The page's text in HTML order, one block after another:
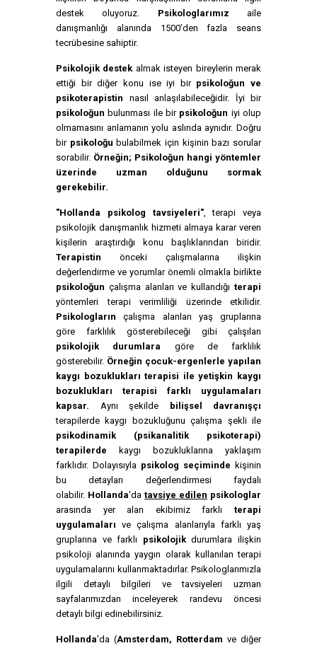
destek oluyoruz. Psikologlarımız aile
danışmanlığı alanında 1500’den fazla seans
tecrübesine sahiptir.
Psikolojik destekalmak isteyen bireylerin merak
ettiği bir diğer konu ise iyi bir psikoloğun ve
psikoterapistin nasıl anlaşılabileceğidir. İyi bir
psikoloğun bulunması ile bir psikoloğun iyi olup
olmamasını anlamanın yolu aslında aynıdır. Doğru
bir psikoloğu bulabilmek için kişinin bazı sorular
sorabilir. Örneğin; Psikoloğun hangi yöntemler
üzerinde uzman olduğunu sormak
gerekebilir.
"Hollanda psikolog tavsiyeleri", terapi veya
psikolojik danışmanlık hizmeti almaya karar veren
kişilerin araştırdığı konu başlıklarından biridir.
Terapistin önceki çalışmalarına ilişkin
değerlendirme ve yorumlar önemli olmakla birlikte
psikoloğun çalışma alanları ve kullandığı terapi
yöntemleri terapi verimliliği üzerinde etkilidir.
Psikologların çalışma alanları yaş gruplarına
göre farklılık gösterebileceği gibi çalışılan
psikolojik durumlara göre de farklılık
gösterebilir. Örneğin çocuk-ergenlerle yapılan
kaygı bozuklukları terapisi ile yetişkin kaygı
bozuklukları terapisi farklı uygulamaları
kapsar. Aynı şekilde
bilişsel davranışçı
terapilerde kaygı bozukluğunu çalışma şekli ile
psikodinamik (psikanalitik psikoterapi)
terapilerde kaygı bozukluklarına yaklaşım
farklıdır. Dolayısıyla psikolog seçiminde kişinin
bu detayları değerlendirmesi faydalı
olabilir. Hollanda'da tavsiye edilen psikologlar
arasında yer alan ekibimiz farklı terapi
uygulamaları ve çalışma alanlarıyla farklı yaş
gruplarına ve farklı psikolojikdurumlara ilişkin
psikoloji alanında yaygın olarak kullanılan terapi
uygulamalarını kullanmaktadırlar. Psikologlarımızla
ilgili detaylı bilgileri ve tavsiyeleri uzman
sayfalarımızdan inceleyerek randevu öncesi
detaylı bilgi edinebilirsiniz.
Hollanda'da (Amsterdam, Rotterdam ve diğer